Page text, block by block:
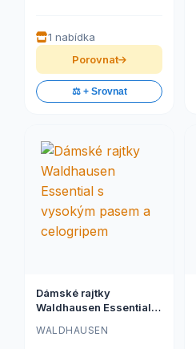
1 nabídka
Porovnat
⚖️ + Srovnat
Dámské rajtky
Waldhausen Essential s
celogripem
WALDHAUSEN